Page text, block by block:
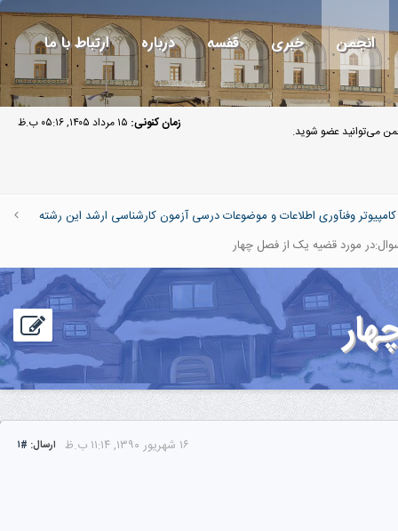
انجمن خبری قفسه درباره ارتباط با ما
زمان کنونی: ۱۵ مرداد ۱۴۰۵, ۰۵:۱۶ ب.ظ می‌توانید عضو شوید.
وفنآوری اطلاعات و موضوعات درسی آزمون کارشناسی ارشد این رشته
مورد قضیه یک از فصل چهار
ارسال: #۱ ۱۶ شهریور ۱۳۹۰, ۱۱:۱۴ ب.ظ